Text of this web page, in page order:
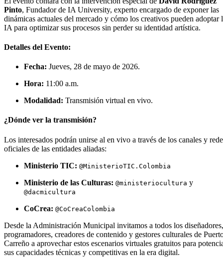
Pinto, Fundador de IA University, experto encargado de exponer las
dinámicas actuales del mercado y cómo los creativos pueden adoptar
IA para optimizar sus procesos sin perder su identidad artística.
Detalles del Evento:
Fecha: Jueves, 28 de mayo de 2026.
Hora: 11:00 a.m.
Modalidad: Transmisión virtual en vivo.
¿Dónde ver la transmisión?
Los interesados podrán unirse al en vivo a través de los canales y
oficiales de las entidades aliadas:
Ministerio TIC: @MinisterioTIC.Colombia
Ministerio de las Culturas: @ministeriocultura y
@dacmicultura
CoCrea: @CoCreaColombia
Desde la Administración Municipal invitamos a todos los diseñadores,
programadores, creadores de contenido y gestores culturales de
Carreño a aprovechar estos escenarios virtuales gratuitos para
sus capacidades técnicas y competitivas en la era digital.